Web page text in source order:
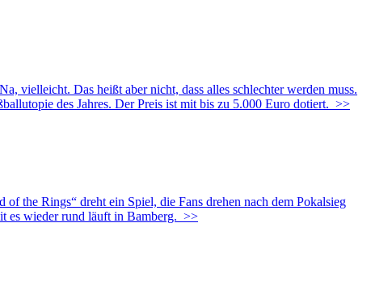
vielleicht. Das heißt aber nicht, dass alles schlechter werden muss.
des Jahres. Der Preis ist mit bis zu 5.000 Euro dotiert. >>
the Rings“ dreht ein Spiel, die Fans drehen nach dem Pokalsieg
es wieder rund läuft in Bamberg. >>